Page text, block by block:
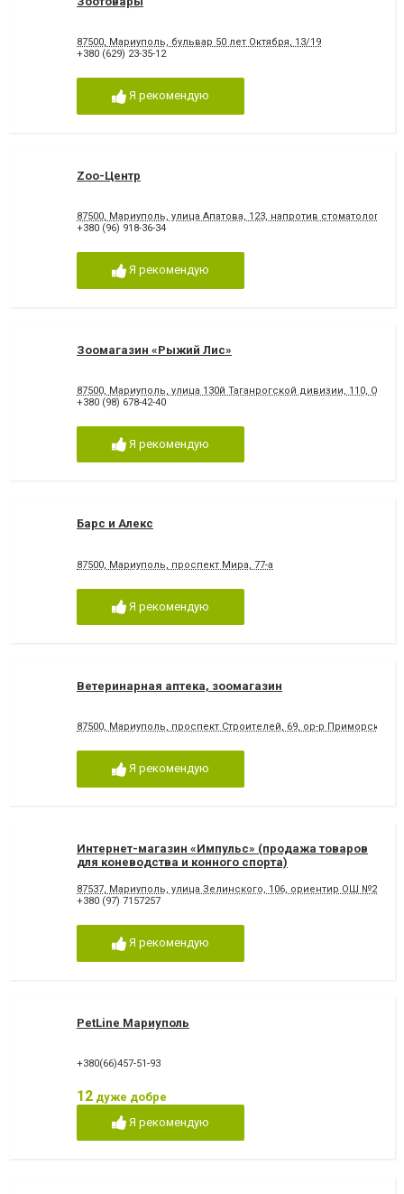
87500, Мариуполь, бульвар 50 лет Октября, 13/19
+380 (629) 23-35-12
Я рекомендую
Zoo-Центр
87500, Мариуполь, улица Апатова, 123, напротив стоматологии
+380 (96) 918-36-34
Я рекомендую
Зоомагазин «Рыжий Лис»
87500, Мариуполь, улица 130й Таганрогской дивизии, 110,
+380 (98) 678-42-40
Я рекомендую
Барс и Алекс
87500, Мариуполь, проспект Мира, 77-а
Я рекомендую
Ветеринарная аптека, зоомагазин
87500, Мариуполь, проспект Строителей, 69, ор-р Приморский
Я рекомендую
Интернет-магазин «Импульс» (продажа товаров
для коневодства и конного спорта)
87537, Мариуполь, улица Зелинского, 106, ориентир ОШ №25
+380 (97) 7157257
Я рекомендую
PetLine Мариуполь
+380(66)457-51-93
12 дуже добре
Я рекомендую